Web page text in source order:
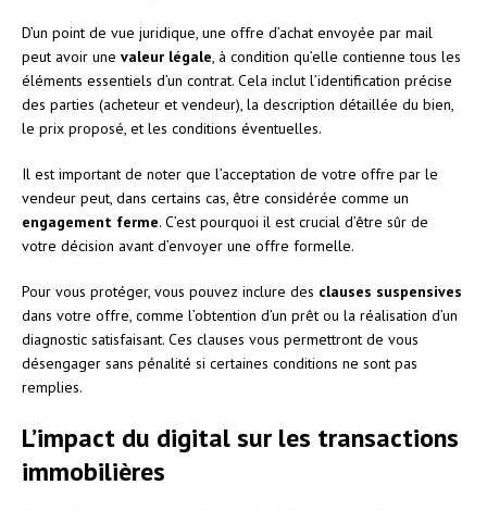
D’un point de vue juridique, une offre d’achat envoyée par mail
peut avoir une valeur légale , à condition qu’elle contienne tous les
éléments essentiels d’un contrat. Cela inclut l’identification précise
des parties (acheteur et vendeur), la description détaillée du bien,
le prix proposé, et les conditions éventuelles.
Il est important de noter que l’acceptation de votre offre par le
vendeur peut, dans certains cas, être considérée comme un
engagement ferme. C’est pourquoi il est crucial d’être sûr de
votre décision avant d’envoyer une offre formelle.
Pour vous protéger, vous pouvez inclure des clauses suspensives
dans votre offre, comme l’obtention d’un prêt ou la réalisation d’un
diagnostic satisfaisant. Ces clauses vous permettront de vous
désengager sans pénalité si certaines conditions ne sont pas
remplies.
L’impact du digital sur les transactions
immobilières